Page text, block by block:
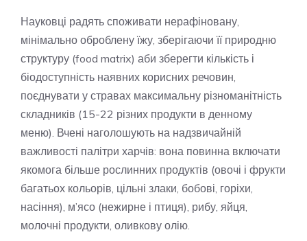
Науковці радять споживати нерафіновану,
мінімально оброблену їжу, зберігаючи її природню
структуру (food matrix) аби зберегти кількість і
біодоступність наявних корисних речовин,
поєднувати у стравах максимальну різноманітність
складників (15-22 різних продукти в денному
меню). Вчені наголошують на надзвичайній
важливості палітри харчів: вона повинна включати
якомога більше рослинних продуктів (овочі і фрукти
багатьох кольорів, цільні злаки, бобові, горіхи,
насіння), м’ясо (нежирне і птиця), рибу, яйця,
молочні продукти, оливкову олію.